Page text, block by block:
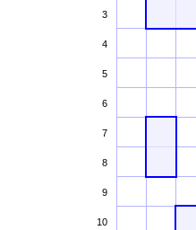
3
4
5
6
7
8
9
10